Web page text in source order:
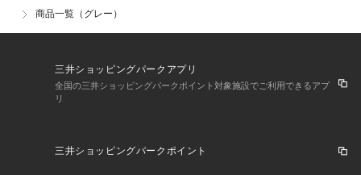
商品一覧（グレー）
三井ショッピングパークアプリ
全国の三井ショッピングパークポイント対象施設でご利用できるアプ
リ
三井ショッピングパークポイント